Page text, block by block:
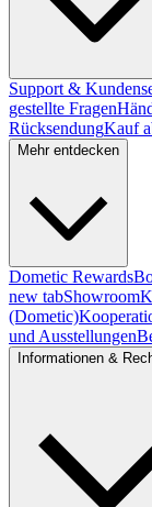
Support &
gestellte Fragen
RücksendungKauf
Mehr entdecken
Dometic Rewards
new tabShowroom
(Dometic)
und Ausstellungen
Informationen &